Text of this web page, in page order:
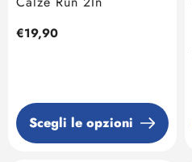
Prezzo
€19,90
Scegli le opzioni